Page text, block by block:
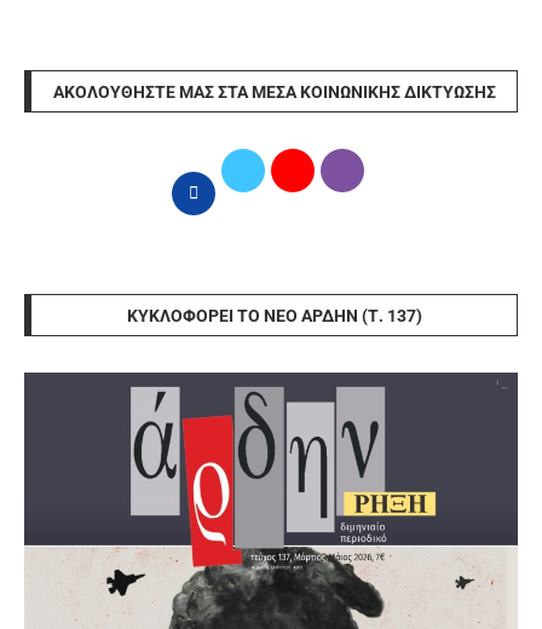
ΑΚΟΛΟΥΘΉΣΤΕ ΜΑΣ ΣΤΑ ΜΈΣΑ ΚΟΙΝΩΝΙΚΉΣ ΔΙΚΤΎΩΣΗΣ
ΚΥΚΛΟΦΟΡΕΊ ΤΟ ΝΈΟ ΆΡΔΗΝ (Τ. 137)